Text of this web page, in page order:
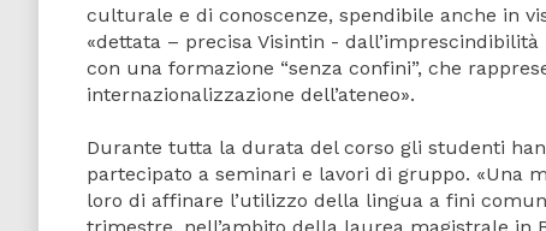
culturale e di conoscenze, spendibile anche in
«dettata – precisa Visintin -
con una formazione “senza confini”, che
internazionalizzazione dell’ateneo».
Durante tutta la durata del corso gli studenti
partecipato a seminari e lavori di gruppo. «Una
loro di affinare l’utilizzo della lingua a fini